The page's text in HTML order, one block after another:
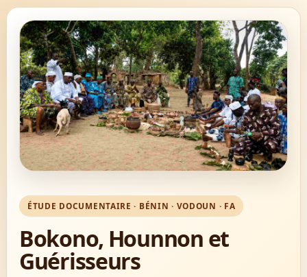
ÉTUDE DOCUMENTAIRE · BÉNIN · VODOUN · FA
Bokono, Hounnon et
Guérisseurs